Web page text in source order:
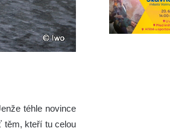
téhle novince
těm, kteří tu celou